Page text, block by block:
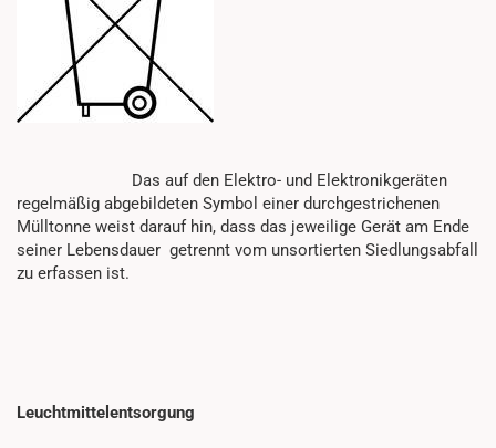
Das auf den Elektro- und Elektronikgeräten
regelmäßig abgebildeten Symbol einer durchgestrichenen
Mülltonne weist darauf hin, dass das jeweilige Gerät am Ende
seiner Lebensdauer getrennt vom unsortierten Siedlungsabfall
zu erfassen ist.
Leuchtmittelentsorgung